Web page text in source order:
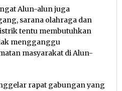
Alun-alun juga
sarana olahraga dan
tentu membutuhkan
mengganggu
masyarakat di Alun-
rapat gabungan yang